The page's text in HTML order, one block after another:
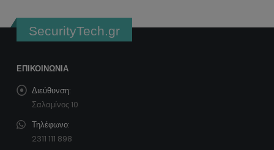
SecurityTech.gr
ΕΠΙΚΟΙΝΩΝΊΑ
Διεύθυνση:
Σαλαμίνος 10
Τηλέφωνο:
2311 111 898